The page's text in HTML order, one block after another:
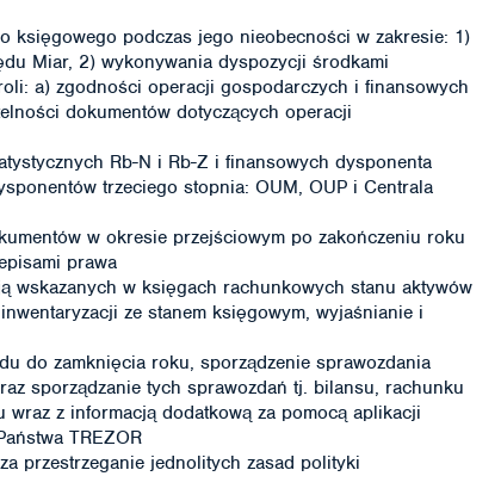
księgowego podczas jego nieobecności w zakresie: 1)
Miar, 2) wykonywania dyspozycji środkami
a) zgodności operacji gospodarczych i finansowych
dokumentów dotyczących operacji
Rb-N i Rb-Z i finansowych dysponenta
trzeciego stopnia: OUM, OUP i Centrala
w okresie przejściowym po zakończeniu roku
prawa
wskazanych w księgach rachunkowych stanu aktywów
ze stanem księgowym, wyjaśnianie i
do zamknięcia roku, sporządzenie sprawozdania
sporządzanie tych sprawozdań tj. bilansu, rachunku
z informacją dodatkową za pomocą aplikacji
TREZOR
przestrzeganie jednolitych zasad polityki